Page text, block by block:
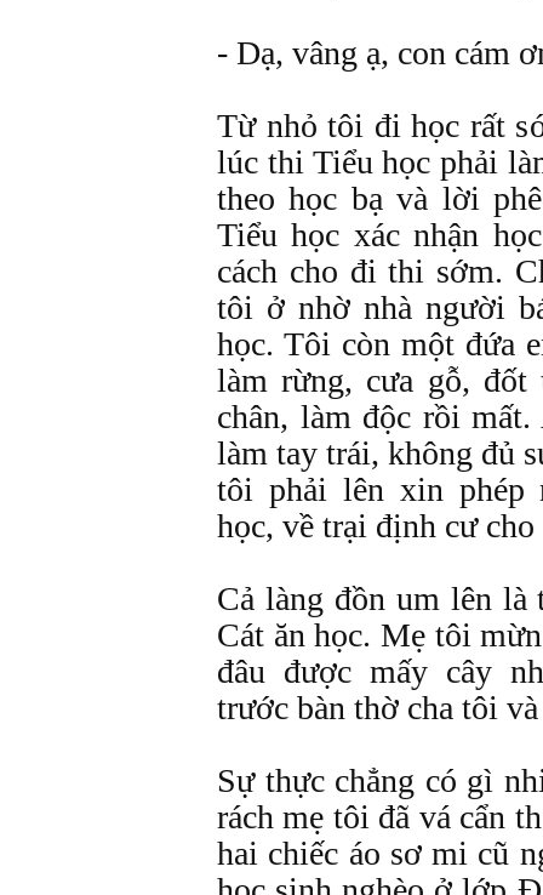
- Dạ, vâng ạ, con cám
Từ nhỏ tôi đi học rất
lúc thi Tiểu học phải
theo học bạ và lời
Tiểu học xác nhận
cách cho đi thi sớm.
tôi ở nhờ nhà người
học. Tôi còn một đứa
làm rừng, cưa gỗ, đốt
chân, làm độc rồi
làm tay trái, không đủ
tôi phải lên xin phép
học, về trại định cư
Cả làng đồn um lên là
Cát ăn học. Mẹ tôi
đâu được mấy cây
trước bàn thờ cha tôi
Sự thực chẳng có gì
rách mẹ tôi đã vá cẩn
hai chiếc áo sơ mi cũ